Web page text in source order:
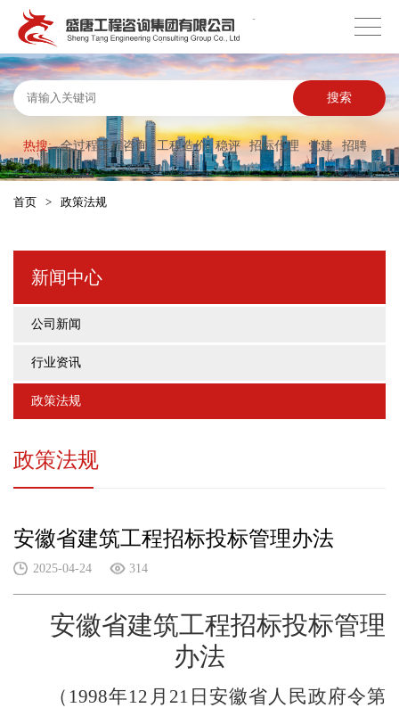
搜索
热搜: 全过程工程咨询 工程造价 稳评 招标代理 党建 招聘
首页 > 政策法规
新闻中心
公司新闻
行业资讯
政策法规
政策法规
安徽省建筑工程招标投标管理办法
2025-04-24 314
安徽省建筑工程招标投标管理
办法
（ 1998年12 月 21 日安徽省人民政府令第